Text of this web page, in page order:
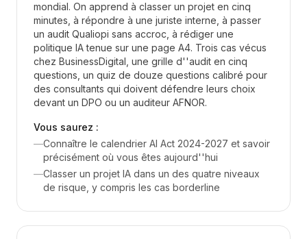
mondial. On apprend à classer un projet en cinq
minutes, à répondre à une juriste interne, à passer
un audit Qualiopi sans accroc, à rédiger une
politique IA tenue sur une page A4. Trois cas vécus
chez BusinessDigital, une grille d''audit en cinq
questions, un quiz de douze questions calibré pour
des consultants qui doivent défendre leurs choix
devant un DPO ou un auditeur AFNOR.
Vous saurez :
—Connaître le calendrier AI Act 2024-2027 et savoir
précisément où vous êtes aujourd''hui
—Classer un projet IA dans un des quatre niveaux
de risque, y compris les cas borderline